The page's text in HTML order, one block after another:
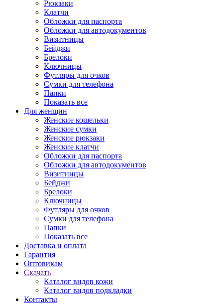
Рюкзаки
Клатчи
Обложки для паспорта
Обложки для автодокументов
Визитницы
Бейджи
Брелоки
Ключницы
Футляры для очков
Сумки для телефона
Папки
Показать все
Для женщин
Женские кошельки
Женские сумки
Женские рюкзаки
Женские клатчи
Обложки для паспорта
Обложки для автодокументов
Визитницы
Бейджи
Брелоки
Ключницы
Футляры для очков
Сумки для телефона
Папки
Показать все
Доставка и оплата
Гарантия
Оптовикам
Скачать
Каталог видов кожи
Каталог видов подкладки
Контакты